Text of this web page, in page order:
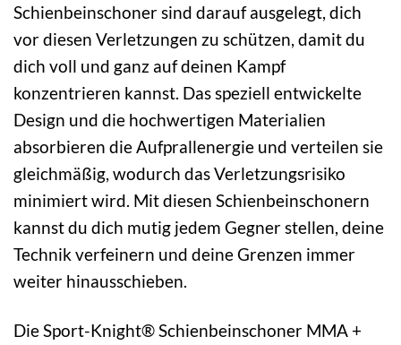
Schienbeinschoner sind darauf ausgelegt, dich
vor diesen Verletzungen zu schützen, damit du
dich voll und ganz auf deinen Kampf
konzentrieren kannst. Das speziell entwickelte
Design und die hochwertigen Materialien
absorbieren die Aufprallenergie und verteilen sie
gleichmäßig, wodurch das Verletzungsrisiko
minimiert wird. Mit diesen Schienbeinschonern
kannst du dich mutig jedem Gegner stellen, deine
Technik verfeinern und deine Grenzen immer
weiter hinausschieben.
Die Sport-Knight® Schienbeinschoner MMA +